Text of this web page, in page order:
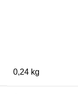
0,24 kg